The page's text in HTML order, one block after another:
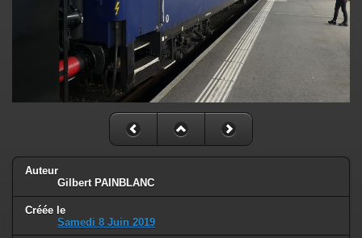
Auteur
Gilbert PAINBLANC
Créée le
Samedi 8 Juin 2019